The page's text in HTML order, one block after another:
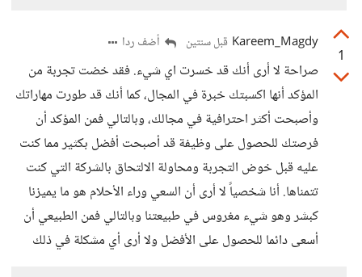
1
Kareem_Magdy قبل سنتين أضف ردا
صراحة لا أرى أنك قد خسرت اي شيء. فقد خضت تجربة من
المؤكد أنها اكسبتك خبرة في المجال، كما أنك قد طورت مهاراتك
وأصبحت أكثر احترافية في مجالك، وبالتالي فمن المؤكد أن
فرصتك للحصول على وظيفة قد أصبحت أفضل بكثير مما كنت
عليه قبل خوض التجربة ومحاولة الالتحاق بالشركة التي كنت
تتمناها. أنا شخصياً لا أرى أن السعي وراء الأحلام هو ما يميزنا
كبشر وهو شيء مغروس في طبيعتنا وبالتالي فمن الطبيعي أن
أسعى دائما للحصول على الأفضل ولا أرى أي مشكلة في ذلك